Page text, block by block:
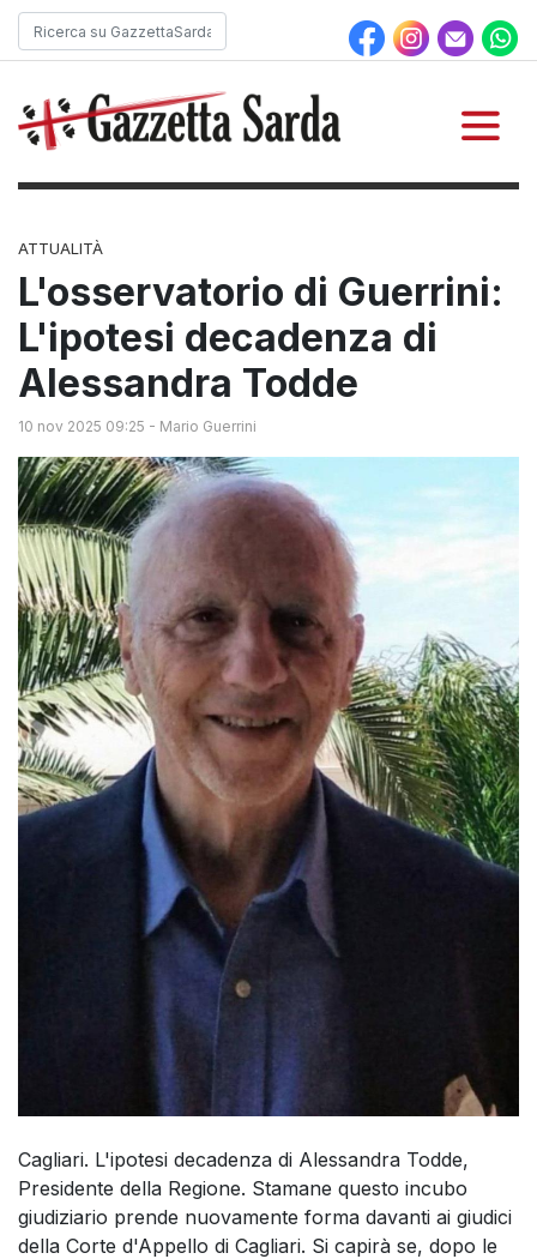
ATTUALITÀ
L'osservatorio di Guerrini:
L'ipotesi decadenza di
Alessandra Todde
10 nov 2025 09:25 - Mario Guerrini
Cagliari. L'ipotesi decadenza di Alessandra Todde,
Presidente della Regione. Stamane questo incubo
giudiziario prende nuovamente forma davanti ai giudici
della Corte d'Appello di Cagliari. Si capirà se, dopo le